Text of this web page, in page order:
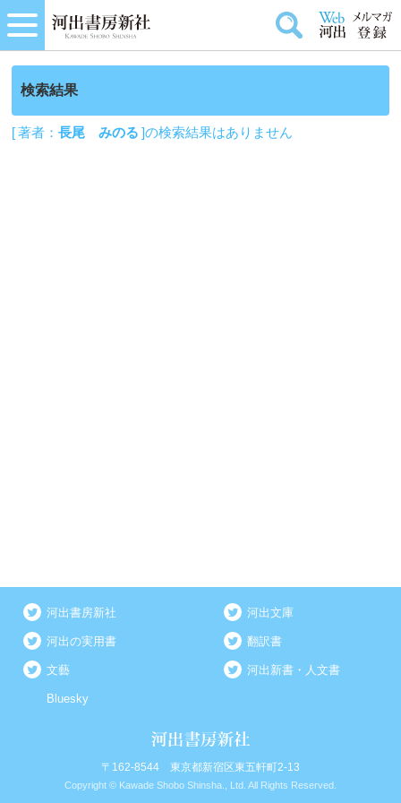
検索結果
[ 著者：長尾 みのる ]の検索結果はありません
河出書房新社 河出文庫
河出の実用書 翻訳書
文藝 河出新書・人文書
Bluesky
〒162-8544 東京都新宿区東五軒町2-13
Copyright © Kawade Shobo Shinsha., Ltd. All Rights Reserved.